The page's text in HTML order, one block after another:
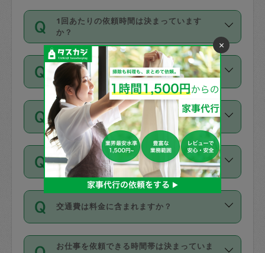
1回あたりの依頼時間は決まっています
か？
依頼1回につき3時間固定です。3時間を
超えて依頼したい場合は、延長機能をご
利用ください。機能をご利用いただくに
は、タスカジさんに事前に相談し、合意
の上事前申請することが必要です。な
お、3時間を下回っても、値引き等はござ
いません。
価格はどうやって決まっていますか？
11種類の価格帯の中からタスカジさん自
身が価格を選んで設定しています。
タスカジさんの価格設定には最初は制限
があり、レビュー件数、レビューの平均
値、などで除々に設定可能な最高額が上
がっていく仕組みになっています。
支払い方法を教えてください
お支払方法はクレジットカード（Visa／
Master／JCB／AMERICAN EXPRESS／
Diners Club）のみとなります。
カード情報のご登録は、依頼リクエスト
を行う際にご入力ください。プロフィー
ル登録時にはご入力いただかなくても大
丈夫です。
同じタスカジさんに定期的にお願いする場
合はお得になる？
依頼には「スポット」と「定期（毎週｜
隔週）」があり、「定期」の依頼は「ス
ポット」よりお得な料金でご利用できま
す。
交通費は料金に含まれますか？
交通費は依頼料金とは別途発生し、依頼
お仕事を依頼できる時間帯は決まっていま
×